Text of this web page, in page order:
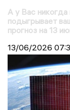
А у Вас
подыгрывает
прогноз на 13
13/06/2026